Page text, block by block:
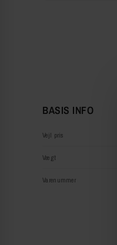
BASIS INFO
Vejl pris
Vægt
Varenummer